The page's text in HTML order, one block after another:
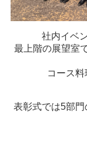
社内イベ
最上階の展望室
コース料
表彰式では5部